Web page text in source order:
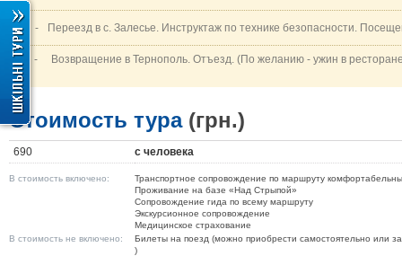
- Переезд в с. Залесье. Инструктаж по технике безопасности.
- Возвращение в Тернополь. Отъезд. (По желанию - ужин в
Стоимость тура (грн.)
690 с человека
В стоимость включено:
Транспортное сопровождение по маршруту
Проживание на базе «Над Стрыпой»
Сопровождение гида по всему маршруту
Экскурсионное сопровождение
Медицинское страхование
В стоимость не включено:
Билеты на поезд (можно приобрести самостоятельно или
)